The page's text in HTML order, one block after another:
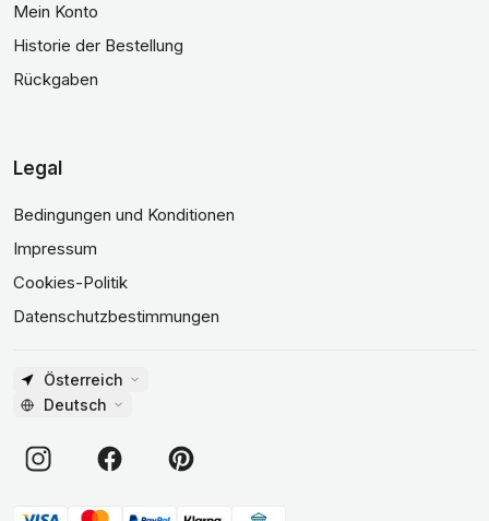
Mein Konto
Historie der Bestellung
Rückgaben
Legal
Bedingungen und Konditionen
Impressum
Cookies-Politik
Datenschutzbestimmungen
Österreich
Deutsch